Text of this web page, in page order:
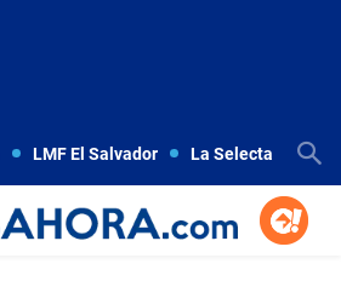
LMF El Salvador La Selecta